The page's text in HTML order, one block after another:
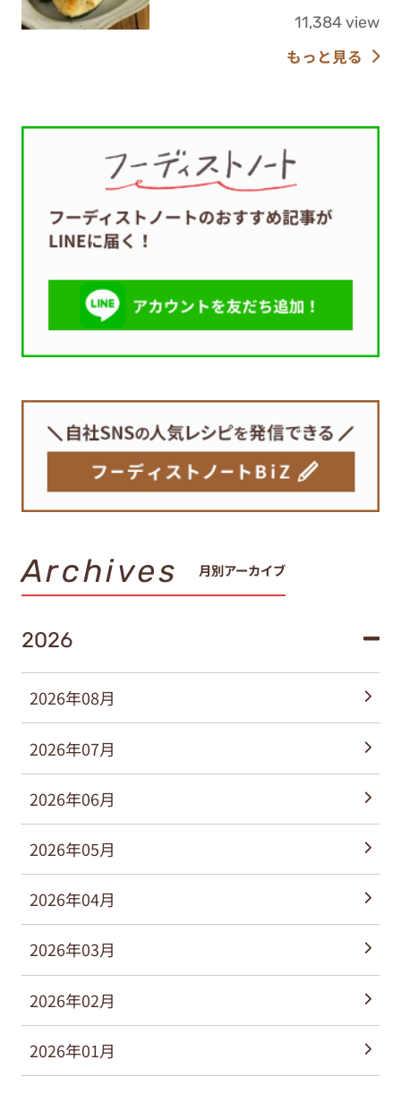
11,384 view
もっと見る
Archives 月別アーカイブ
2026
2026年08月
2026年07月
2026年06月
2026年05月
2026年04月
2026年03月
2026年02月
2026年01月